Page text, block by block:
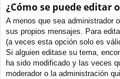
¿Cómo se puede editar
A menos que sea administrador
sus propios mensajes. Para
(a veces esta opción solo es
Si alguien editase su tema,
ha sido modificado y las veces
moderador o la administración